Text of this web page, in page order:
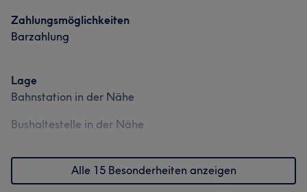
Zahlungsmöglichkeiten
Barzahlung
Lage
Bahnstation in der Nähe
Bushaltestelle in der Nähe
Alle 15 Besonderheiten anzeigen